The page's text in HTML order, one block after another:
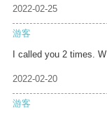
2022-02-25
游客
I called you 2 times. W
2022-02-20
游客